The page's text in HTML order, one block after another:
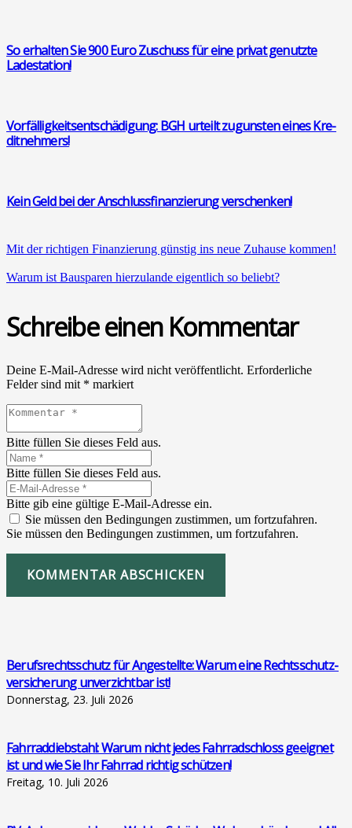
So erhal­ten Sie 900 Euro Zuschuss für eine pri­vat genutz­te
Lade­sta­ti­on!
Vor­fäl­lig­keits­ent­schä­di­gung: BGH urteilt zuguns­ten eines Kre­
dit­neh­mers!
Kein Geld bei der Anschluss­fi­nan­zie­rung ver­schen­ken!
Mit der rich­ti­gen Finan­zie­rung güns­tig ins neue Zuhau­se kom­men!
War­um ist Bau­spa­ren hier­zu­lan­de eigent­lich so beliebt?
Schreibe einen Kommentar
Deine E-Mail-Adresse wird nicht veröffentlicht. Erforderliche
Felder sind mit * markiert
Bitte füllen Sie dieses Feld aus.
Bitte füllen Sie dieses Feld aus.
Bitte gib eine gültige E-Mail-Adresse ein.
Sie müssen den Bedingungen zustimmen, um fortzufahren.
Sie müssen den Bedingungen zustimmen, um fortzufahren.
KOMMENTAR ABSCHICKEN
Berufs­rechts­schutz für Ange­stell­te: War­um eine Rechts­schutz­
ver­si­che­rung unver­zicht­bar ist!
Donnerstag, 23. Juli 2026
Fahr­rad­dieb­stahl: War­um nicht jedes Fahr­rad­schloss geeig­net
ist und wie Sie Ihr Fahr­rad rich­tig schüt­zen!
Freitag, 10. Juli 2026